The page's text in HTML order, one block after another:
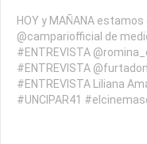
HOY y MAÑANA
@campariofficial de
#ENTREVISTA
#ENTREVISTA
#ENTREVISTA Liliana
#UNCIPAR41